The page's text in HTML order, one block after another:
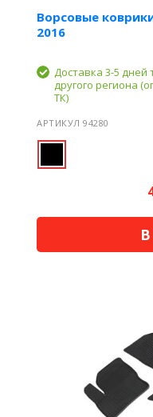
Ворсовые
2016
Доставка 3-5
другого региона
ТК)
АРТИКУЛ 94280